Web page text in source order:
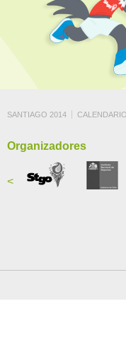
SANTIAGO 2014 CALENDARIO
Organizadores
<